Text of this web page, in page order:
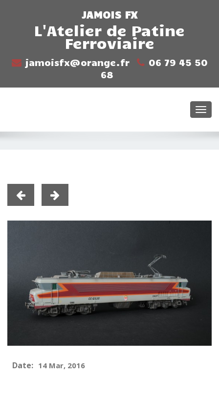
JAMOIS FX
L'Atelier de Patine
Ferroviaire
jamoisfx@orange.fr
06 79 45 50
68
Date: 14 Mar, 2016